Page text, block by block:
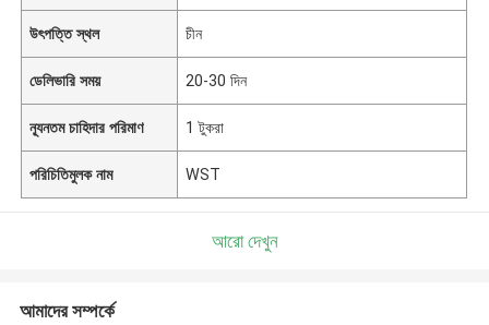
উৎপত্তি স্থল চীন
ডেলিভারি সময় 20-30 দিন
ন্যূনতম চাহিদার পরিমাণ 1 টুকরা
পরিচিতিমুলক নাম WST
আরো দেখুন
আমাদের সম্পর্কে